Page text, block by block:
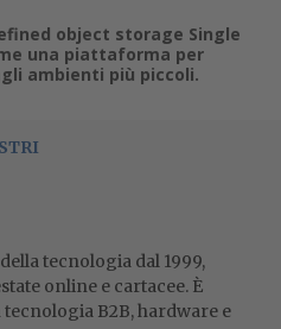
object storage Single
una piattaforma per
ambienti più piccoli.
tecnologia dal 1999,
online e cartacee. È
B2B, hardware e